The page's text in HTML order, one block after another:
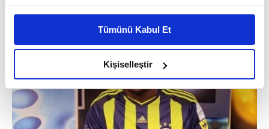
Bu çerezlere izin vermeniz halinde sizlere özel
daha iyi reklam deneyimi yaşatabiliriz. Bunu yaparken
amacımızın size daha iyi bir reklam deneyimi sunmak
olduğunu ve sizlere en iyi içerikleri sunabilmek adına
elimizden gelen çabayı gösterdiğimizi ve bu noktada,
reklamların maliyetlerimizi karşılamak noktasında tek gelir
kalemimiz olduğunu sizlere hatırlatmak isteriz.
Tümünü Kabul Et
Kişiselleştir